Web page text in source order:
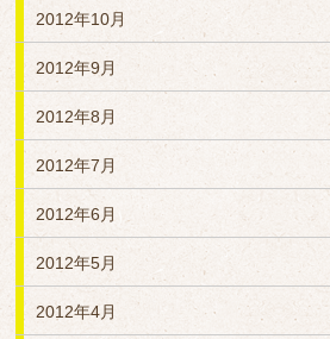
2012年10月
2012年9月
2012年8月
2012年7月
2012年6月
2012年5月
2012年4月